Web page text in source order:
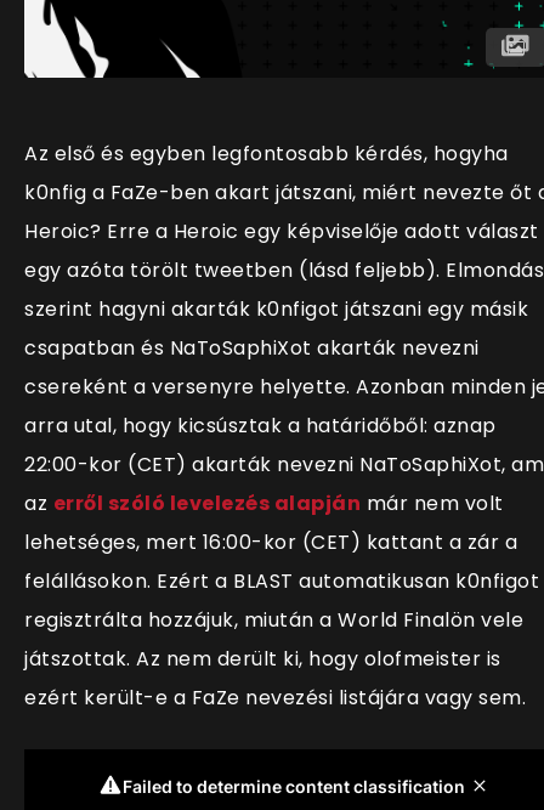
Az első és egyben legfontosabb kérdés, hogyha
k0nfig a FaZe-ben akart játszani, miért nevezte őt
Heroic? Erre a Heroic egy képviselője adott választ
egy azóta törölt tweetben (lásd feljebb).
szerint hagyni akarták k0nfigot játszani egy másik
csapatban és NaToSaphiXot akarták nevezni
csereként a versenyre helyette. Azonban minden
arra utal, hogy kicsúsztak a határidőből: aznap
22:00-kor (CET) akarták nevezni NaToSaphiXot,
az erről szóló levelezés alapján már nem volt
lehetséges, mert 16:00-kor (CET) kattant a zár a
felállásokon. Ezért a BLAST automatikusan k0nfigot
regisztrálta hozzájuk, miután a World Finalön vele
játszottak. Az nem derült ki, hogy olofmeister is
ezért került-e a FaZe nevezési listájára vagy sem.